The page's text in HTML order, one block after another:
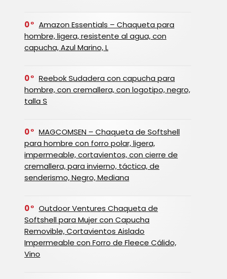
0
Amazon Essentials – Chaqueta para
hombre, ligera, resistente al agua, con
capucha, Azul Marino, L
0
Reebok Sudadera con capucha para
hombre, con cremallera, con logotipo, negro,
talla S
0
MAGCOMSEN – Chaqueta de Softshell
para hombre con forro polar, ligera,
impermeable, cortavientos, con cierre de
cremallera, para invierno, táctica, de
senderismo, Negro, Mediana
0
Outdoor Ventures Chaqueta de
Softshell para Mujer con Capucha
Removible, Cortavientos Aislado
Impermeable con Forro de Fleece Cálido,
Vino